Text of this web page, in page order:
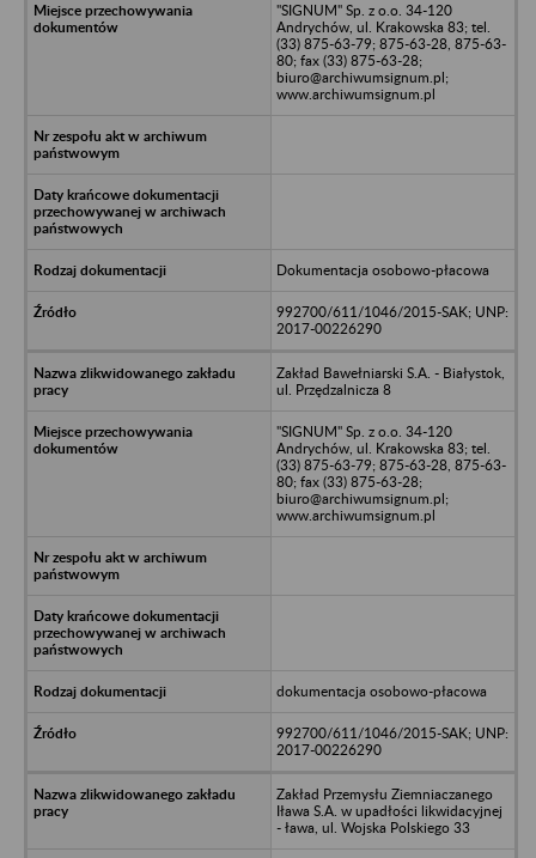
"SIGNUM" Sp. z o.o. 34-120
Andrychów, ul. Krakowska 83; tel.
(33) 875-63-79; 875-63-28, 875-63-
80; fax (33) 875-63-28;
biuro@archiwumsignum.pl;
www.archiwumsignum.pl
Dokumentacja osobowo-płacowa
992700/611/1046/2015-SAK; UNP:
2017-00226290
Zakład Bawełniarski S.A. - Białystok,
ul. Przędzalnicza 8
"SIGNUM" Sp. z o.o. 34-120
Andrychów, ul. Krakowska 83; tel.
(33) 875-63-79; 875-63-28, 875-63-
80; fax (33) 875-63-28;
biuro@archiwumsignum.pl;
www.archiwumsignum.pl
dokumentacja osobowo-płacowa
992700/611/1046/2015-SAK; UNP:
2017-00226290
Zakład Przemysłu Ziemniaczanego
Iława S.A. w upadłości likwidacyjnej
- ława, ul. Wojska Polskiego 33